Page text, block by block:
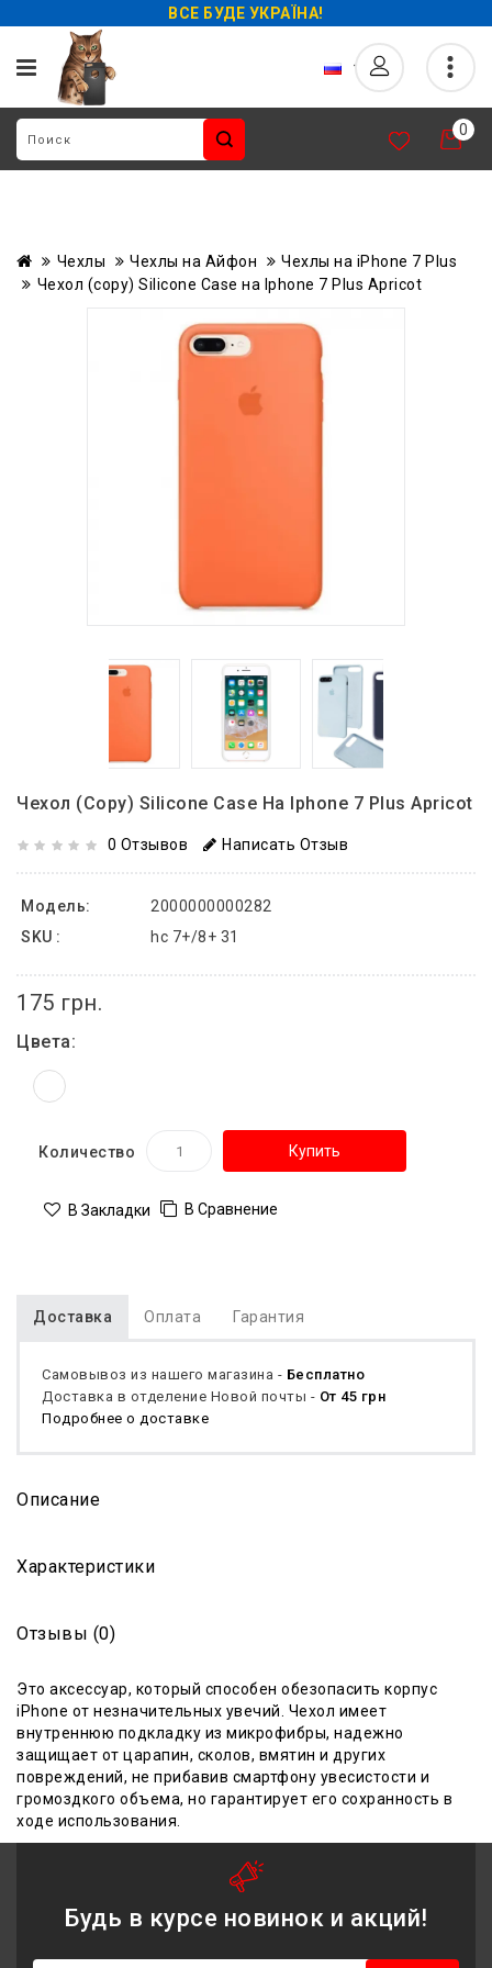
ВСЕ БУДЕ УКРАЇНА!
0
Чехлы Чехлы на Айфон
Чехлы на iPhone 7 Plus
Чехол (copy) Silicone Case на Iphone 7 Plus Apricot
Чехол (copy) Silicone Case На Iphone 7 Plus Apricot
0 Отзывов Написать Отзыв
Модель:
2000000000282
SKU :
hc 7+/8+ 31
175 грн.
Цвета:
Количество Купить
В Закладки В Сравнение
Доставка Оплата Гарантия
Самовывоз из нашего магазина - Бесплатно
Доставка в отделение Новой почты - От 45 грн
Подробнее о доставке
Описание
Характеристики
Отзывы (0)
Это аксессуар, который способен обезопасить корпус
iPhone от незначительных увечий. Чехол имеет
внутреннюю подкладку из микрофибры, надежно
защищает от царапин, сколов, вмятин и других
повреждений, не прибавив смартфону увесистости и
громоздкого объема, но гарантирует его сохранность в
ходе использования.
Будь в курсе новинок и акций!